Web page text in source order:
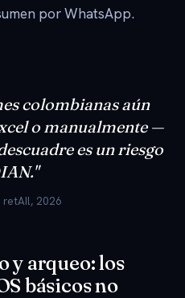
por WhatsApp.
colombianas aún
o manualmente —
es un riesgo
2026
y arqueo: los
básicos no